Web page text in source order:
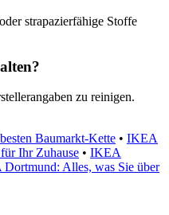
strapazierfähige Stoffe
zu reinigen.
Baumarkt-Kette • IKEA
Ihr Zuhause • IKEA
Alles, was Sie über